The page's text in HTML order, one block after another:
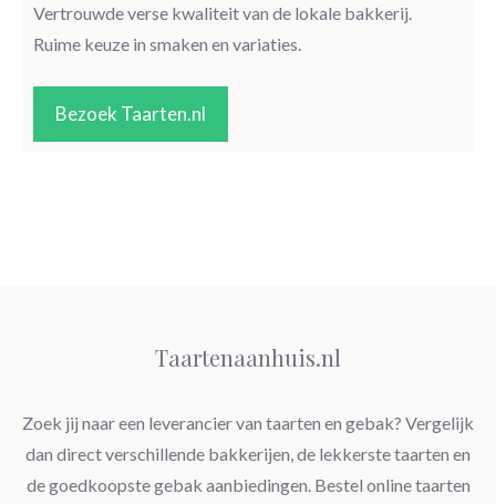
Vertrouwde verse kwaliteit van de lokale bakkerij.
Ruime keuze in smaken en variaties.
Bezoek Taarten.nl
Taartenaanhuis.nl
Zoek jij naar een leverancier van taarten en gebak? Vergelijk
dan direct verschillende bakkerijen, de lekkerste taarten en
de goedkoopste gebak aanbiedingen. Bestel online taarten